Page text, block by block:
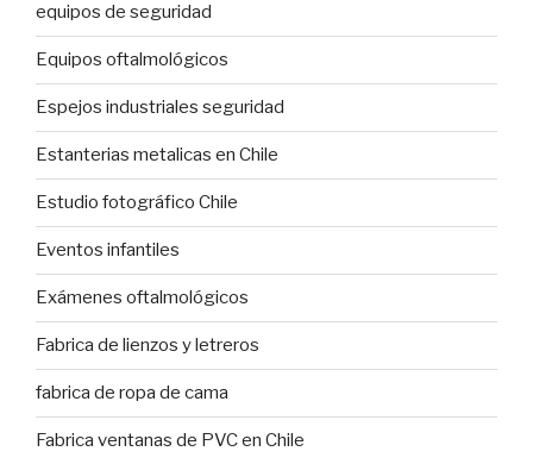
equipos de seguridad
Equipos oftalmológicos
Espejos industriales seguridad
Estanterias metalicas en Chile
Estudio fotográfico Chile
Eventos infantiles
Exámenes oftalmológicos
Fabrica de lienzos y letreros
fabrica de ropa de cama
Fabrica ventanas de PVC en Chile